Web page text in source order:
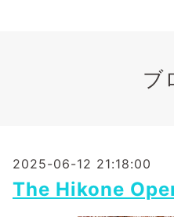
ブ
2025-06-12 21:18:00
The Hikone